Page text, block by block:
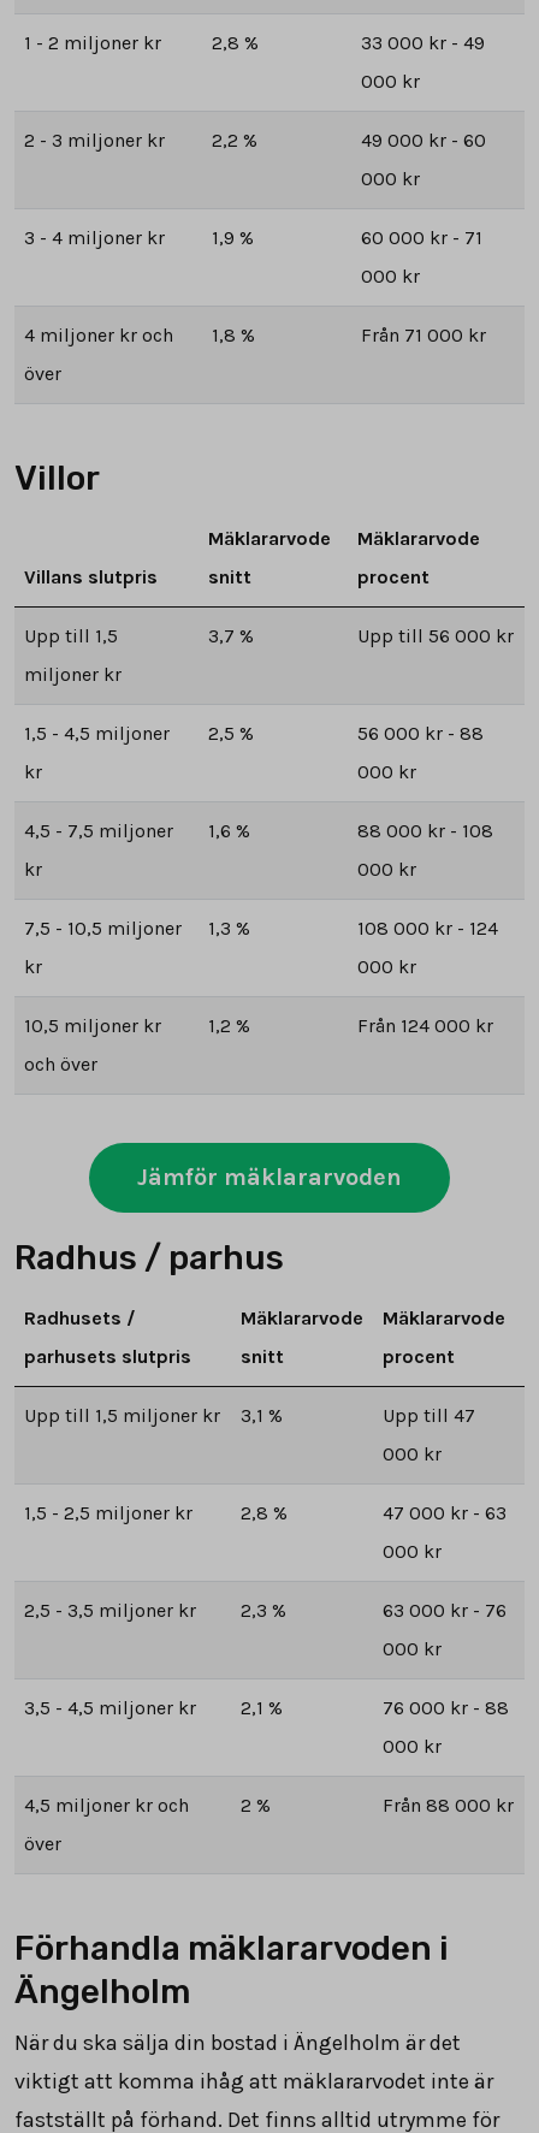
1 - 2 miljoner kr 2,8 %
33 000 kr - 49
000 kr
2 - 3 miljoner kr 2,2 %
49 000 kr - 60
000 kr
3 - 4 miljoner kr 1,9 %
60 000 kr - 71
000 kr
4 miljoner kr och
över
1,8 % Från 71 000 kr
Villor
Villans slutpris
Mäklararvode
snitt
Mäklararvode
procent
Upp till 1,5
miljoner kr
3,7 % Upp till 56 000 kr
1,5 - 4,5 miljoner
kr
2,5 %
56 000 kr - 88
000 kr
4,5 - 7,5 miljoner
kr
1,6 %
88 000 kr - 108
000 kr
7,5 - 10,5 miljoner
kr
1,3 %
108 000 kr - 124
000 kr
10,5 miljoner kr
och över
1,2 % Från 124 000 kr
Jämför mäklararvoden
Radhus / parhus
Radhusets /
parhusets slutpris
Mäklararvode
snitt
Mäklararvode
procent
Upp till 1,5 miljoner kr 3,1 %
Upp till 47
000 kr
1,5 - 2,5 miljoner kr 2,8 %
47 000 kr - 63
000 kr
2,5 - 3,5 miljoner kr 2,3 %
63 000 kr - 76
000 kr
3,5 - 4,5 miljoner kr 2,1 %
76 000 kr - 88
000 kr
4,5 miljoner kr och
över
2 % Från 88 000 kr
Förhandla mäklararvoden i
Ängelholm
När du ska sälja din bostad i Ängelholm är det
viktigt att komma ihåg att mäklararvodet inte är
fastställt på förhand. Det finns alltid utrymme för